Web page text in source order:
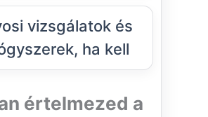
vizsgálatok és
ha kell
értelmezed a